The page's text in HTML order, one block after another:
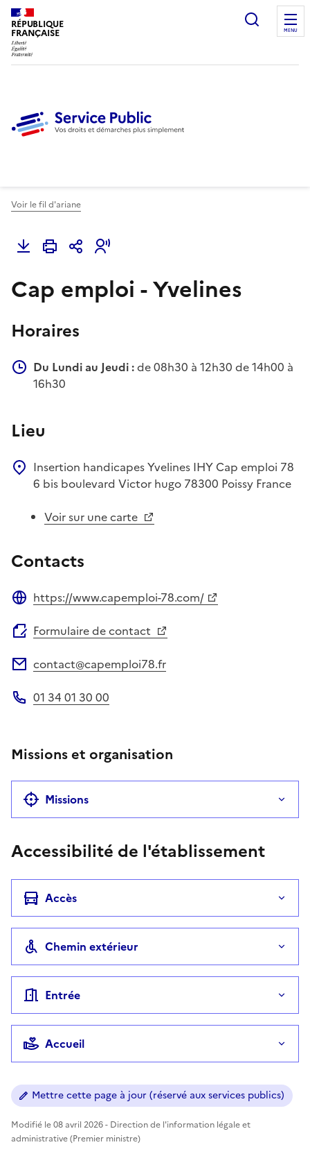
RÉPUBLIQUE
FRANÇAISE
Ouvrir
MENU
Voir le fil d'ariane
Cap emploi - Yvelines
Horaires
Du Lundi au Jeudi :de 08h30 à 12h30 de 14h00 à
16h30
Lieu
Insertion handicapes Yvelines IHY Cap emploi 78
6 bis boulevard Victor hugo 78300 Poissy France
Voir sur une carte
Contacts
https://www.capemploi-78.com/
Formulaire de contact
contact@capemploi78.fr
01 34 01 30 00
Missions et organisation
Missions
Accessibilité de l'établissement
Accès
Chemin extérieur
Entrée
Accueil
Mettre cette page à jour (réservé aux services publics)
Modifié le 08 avril 2026 - Direction de l'information légale et
administrative (Premier ministre)